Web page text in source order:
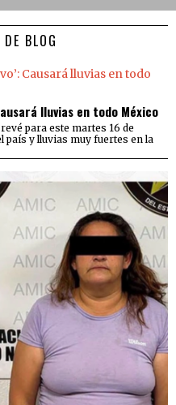
BLOG
lluvias en todo México
para este martes 16 de
país y lluvias muy fuertes en la